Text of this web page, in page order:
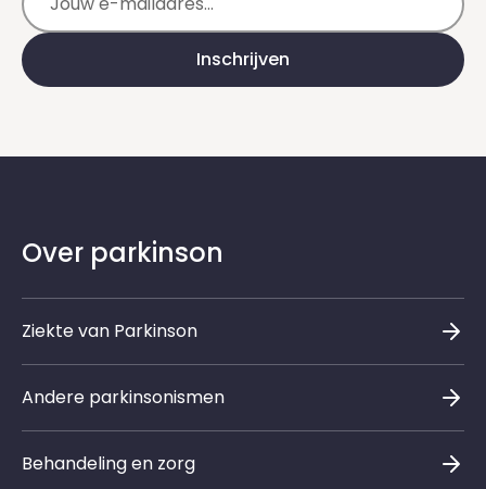
Inschrijven
Over parkinson
Ziekte van Parkinson
Andere parkinsonismen
Behandeling en zorg